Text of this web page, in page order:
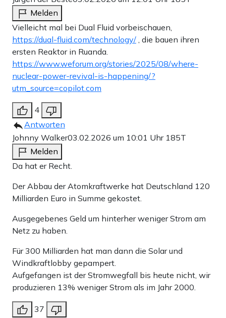
Melden
Vielleicht mal bei Dual Fluid vorbeischauen,
https://dual-fluid.com/technology/ , die bauen ihren
ersten Reaktor in Ruanda.
https://www.weforum.org/stories/2025/08/where-
nuclear-power-revival-is-happening/?
utm_source=copilot.com
4
Antworten
Johnny Walker03.02.2026 um 10:01 Uhr 185T
Melden
Da hat er Recht.
Der Abbau der Atomkraftwerke hat Deutschland 120
Milliarden Euro in Summe gekostet.
Ausgegebenes Geld um hinterher weniger Strom am
Netz zu haben.
Für 300 Milliarden hat man dann die Solar und
Windkraftlobby gepampert.
Aufgefangen ist der Stromwegfall bis heute nicht, wir
produzieren 13% weniger Strom als im Jahr 2000.
37